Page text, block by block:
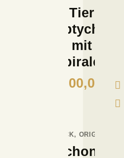
Tier
Triptychon
mit
Spiralen
6.300,00
DRUCK, ORIGINAL
Triptychon